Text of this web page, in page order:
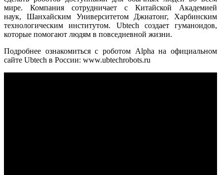
мире. Компания сотрудничает с Китайской Академией
наук, Шанхайским Университетом Джиатонг, Харбинским
технологическим институтом. Ubtech создает гуманоидов,
которые помогают людям в повседневной жизни.
Подробнее ознакомиться с роботом Alpha на официальном
сайте Ubtech в России: www.ubtechrobots.ru